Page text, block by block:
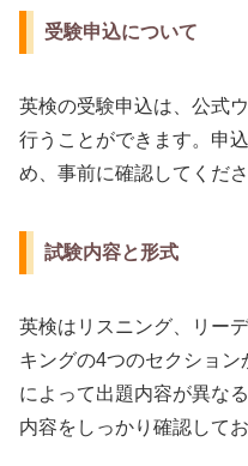
受験申込について
英検の受験申込は、公式
行うことができます。申
め、事前に確認してくださ
試験内容と形式
英検はリスニング、リー
キングの4つのセクショ
によって出題内容が異な
内容をしっかり確認して